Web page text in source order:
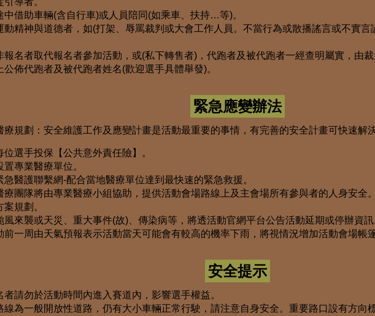
中借助車輛(含自行車)或人員陪同(如乘車、扶持…等)。
動精神與道德者，如(打架、辱罵裁判或大會工作人員。不當行為或散播謠言或不實
報名者取代報名者參加活動，或(私下轉售者)，代跑者及被代跑者一經查明屬實，由
公佈代跑者及被代跑者姓名(歡迎選手具體舉發)。
緊急應變辦法
療規劃：安全維護工作及應變計畫是活動最重要的事情，有完善的安全計畫可快速解
位選手投保【公共意外責任險】。
置專業醫療單位。
急醫護聯繫網-配合當地醫療單位達到最快速的緊急救援。
療團隊將由專業醫療小組協助，提供活動會場路線上及主會場所有參與者的人身安全
規劃。
風來襲或天災、重大事件(故)、傳染病等，將透活動官網平台公告活動延期或停辦資
前一周由天氣預報表示活動當天可能會有較高的機率下雨，將視情況增加活動會場帳
安全提示
者請勿於活動時間內進入賽道內，影響選手權益。
線為一般開放性道路，仍有大小車輛正常行駛，請注意自身安全。重要路口設有方向